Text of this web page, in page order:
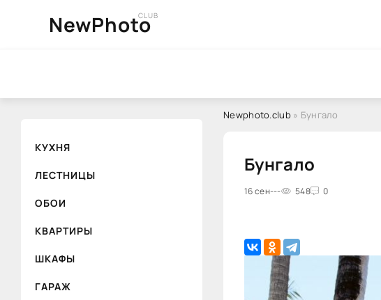
NewPhoto
CLUB
КУХНЯ
ЛЕСТНИЦЫ
ОБОИ
КВАРТИРЫ
ШКАФЫ
ГАРАЖ
Newphoto.club» Бунгало
Бунгало
16 сен--- 548 0